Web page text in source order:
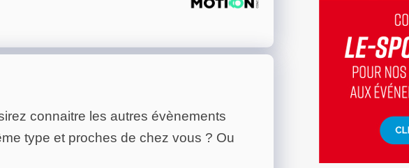
connaitre les autres évènements
type et proches de chez vous ? Ou